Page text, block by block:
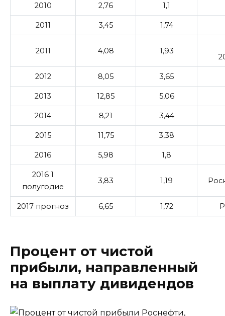
2010 2,76 1,1
2011 3,45 1,74
2011 4,08 1,93
2012 8,05 3,65
2013 12,85 5,06
2014 8,21 3,44
2015 11,75 3,38
2016 5,98 1,8
2016 1
полугодие
3,83 1,19
2017 прогноз 6,65 1,72
Процент от чистой
прибыли, направленный
на выплату дивидендов